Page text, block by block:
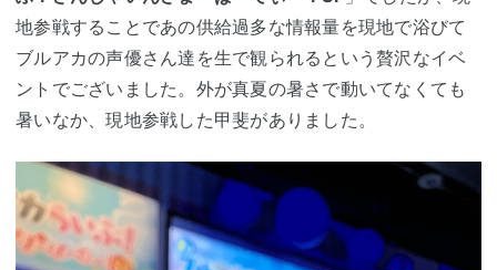
地参戦することであの供給過多な情報量を現地で浴びて
ブルアカの声優さん達を生で観られるという贅沢なイベ
ントでございました。外が真夏の暑さで動いてなくても
暑いなか、現地参戦した甲斐がありました。